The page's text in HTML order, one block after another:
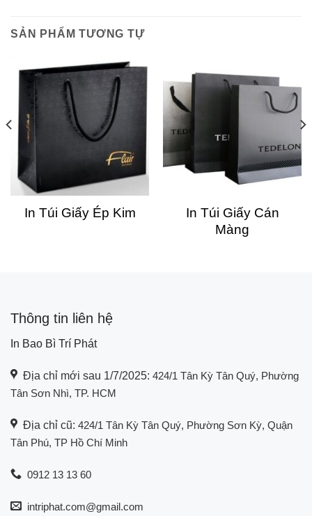
SẢN PHẨM TƯƠNG TỰ
In Túi Giấy Ép Kim
In Túi Giấy Cán
Màng
Thông tin liên hệ
In Bao Bì Trí Phát
Địa chỉ mới sau 1/7/2025: 424/1 Tân Kỳ Tân Quý, Phường
Tân Sơn Nhì, TP. HCM
Địa chỉ cũ: 424/1 Tân Kỳ Tân Quý, Phường Sơn Kỳ, Quận
Tân Phú, TP Hồ Chí Minh
0912 13 13 60
intriphat.com@gmail.com